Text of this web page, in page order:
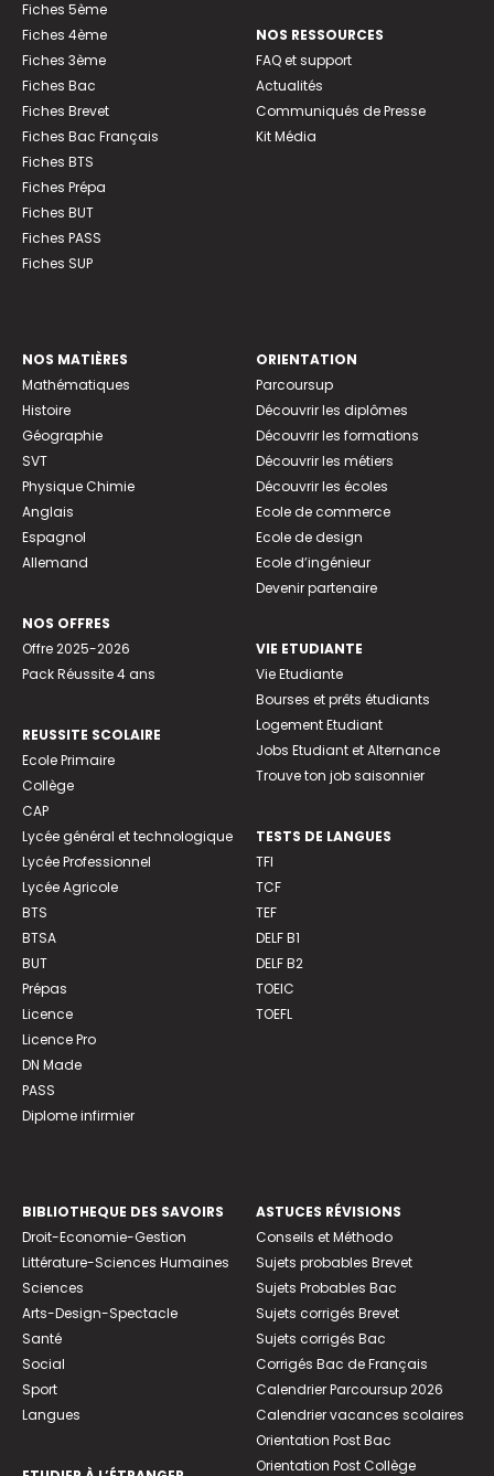
Fiches 5ème
Fiches 4ème
Fiches 3ème
Fiches Bac
Fiches Brevet
Fiches Bac Français
Fiches BTS
Fiches Prépa
Fiches BUT
Fiches PASS
Fiches SUP
NOS RESSOURCES
FAQ et support
Actualités
Communiqués de Presse
Kit Média
NOS MATIÈRES
Mathématiques
Histoire
Géographie
SVT
Physique Chimie
Anglais
Espagnol
Allemand
NOS OFFRES
Offre 2025-2026
Pack Réussite 4 ans
REUSSITE SCOLAIRE
Ecole Primaire
Collège
CAP
Lycée général et technologique
Lycée Professionnel
Lycée Agricole
BTS
BTSA
BUT
Prépas
Licence
Licence Pro
DN Made
PASS
Diplome infirmier
ORIENTATION
Parcoursup
Découvrir les diplômes
Découvrir les formations
Découvrir les métiers
Découvrir les écoles
Ecole de commerce
Ecole de design
Ecole d’ingénieur
Devenir partenaire
VIE ETUDIANTE
Vie Etudiante
Bourses et prêts étudiants
Logement Etudiant
Jobs Etudiant et Alternance
Trouve ton job saisonnier
TESTS DE LANGUES
TFI
TCF
TEF
DELF B1
DELF B2
TOEIC
TOEFL
BIBLIOTHEQUE DES SAVOIRS
Droit-Economie-Gestion
Littérature-Sciences Humaines
Sciences
Arts-Design-Spectacle
Santé
Social
Sport
Langues
ASTUCES RÉVISIONS
Conseils et Méthodo
Sujets probables Brevet
Sujets Probables Bac
Sujets corrigés Brevet
Sujets corrigés Bac
Corrigés Bac de Français
Calendrier Parcoursup 2026
Calendrier vacances scolaires
Orientation Post Bac
Orientation Post Collège